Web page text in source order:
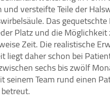
versteifte Teile der
Das
Platz und die Möglichkeit
Zeit. Die realistische
liegt daher schon bei
sechs bis zwölf
seinem Team rund einen